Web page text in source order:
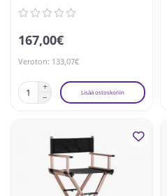
167,00€
Veroton: 133,07€
Lisää ostoskoriin